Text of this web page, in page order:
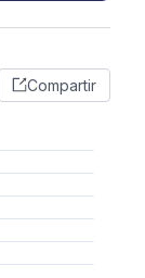
Compartir